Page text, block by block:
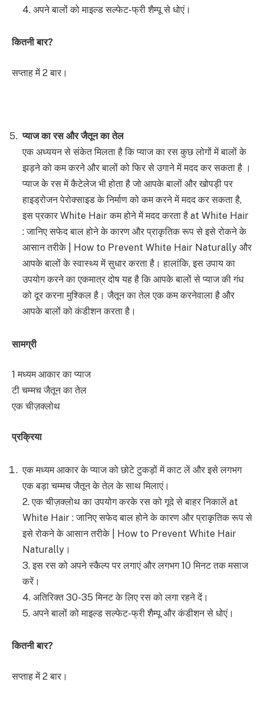
4. अपने बालों को माइल्ड सल्फेट-फ्री शैम्पू से धोएं।
कितनी बार?
सप्ताह में 2 बार।
प्याज का रस और जैतून का तेल
एक अध्ययन से संकेत मिलता है कि प्याज का रस कुछ लोगों में बालों के
झड़ने को कम करने और बालों को फिर से उगाने में मदद कर सकता है ।
प्याज के रस में कैटेलेज भी होता है जो आपके बालों और खोपड़ी पर
हाइड्रोजन पेरोक्साइड के निर्माण को कम करने में मदद कर सकता है,
इस प्रकार White Hair कम होने में मदद करता है at White Hair
: जानिए सफेद बाल होने के कारण और प्राकृतिक रूप से इसे रोकने के
आसान तरीके | How to Prevent White Hair Naturally और
आपके बालों के स्वास्थ्य में सुधार करता है। हालांकि, इस उपाय का
उपयोग करने का एकमात्र दोष यह है कि आपके बालों से प्याज की गंध
को दूर करना मुश्किल है। जैतून का तेल एक कम करनेवाला है और
आपके बालों को कंडीशन करता है।
सामग्री
1 मध्यम आकार का प्याज
टी चम्मच जैतून का तेल
एक चीज़क्लोथ
प्रक्रिया
एक मध्यम आकार के प्याज को छोटे टुकड़ों में काट लें और इसे लगभग
एक बड़ा चम्मच जैतून के तेल के साथ मिलाएं।
2. एक चीज़क्लोथ का उपयोग करके रस को गूदे से बाहर निकालें at
White Hair : जानिए सफेद बाल होने के कारण और प्राकृतिक रूप से
इसे रोकने के आसान तरीके | How to Prevent White Hair
Naturally।
3. इस रस को अपने स्कैल्प पर लगाएं और लगभग 10 मिनट तक मसाज
करें।
4. अतिरिक्त 30-35 मिनट के लिए रस को लगा रहने दें।
5. अपने बालों को माइल्ड सल्फेट-फ्री शैम्पू और कंडीशन से धोएं।
कितनी बार?
सप्ताह में 2 बार।